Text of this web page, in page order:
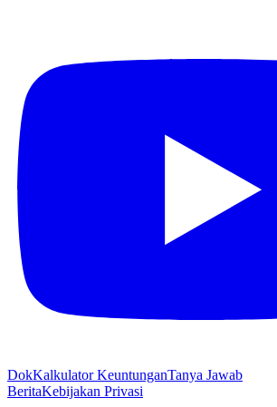
DokKalkulator KeuntunganTanya Jawab
BeritaKebijakan Privasi